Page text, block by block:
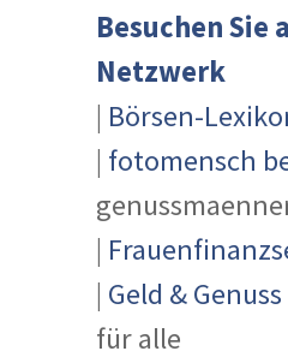
Besuchen Sie
Netzwerk
| Börsen-
| fotomensch
|
| Geld & Genuss
für alle